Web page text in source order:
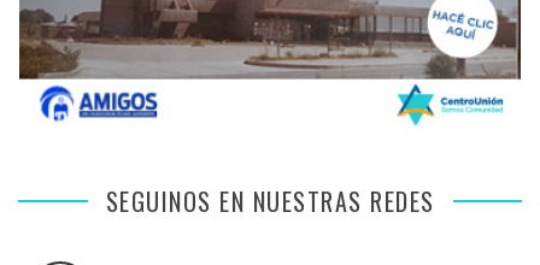
SEGUINOS EN NUESTRAS REDES